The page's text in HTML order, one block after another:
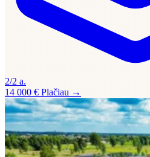
2/2 a.
14 000 € Plačiau →